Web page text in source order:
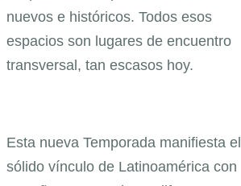
nuevos e históricos. Todos esos
espacios son lugares de encuentro
transversal, tan escasos hoy.
Esta nueva Temporada manifiesta el
sólido vínculo de Latinoamérica con